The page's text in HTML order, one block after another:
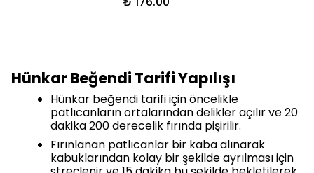
Hünkar Beğendi Tarifi Yapılışı
Hünkar beğendi tarifi için öncelikle
patlıcanların ortalarından delikler açılır ve 20
dakika 200 derecelik fırında pişirilir.
Fırınlanan patlıcanlar bir kaba alınarak
kabuklarından kolay bir şekilde ayrılması için